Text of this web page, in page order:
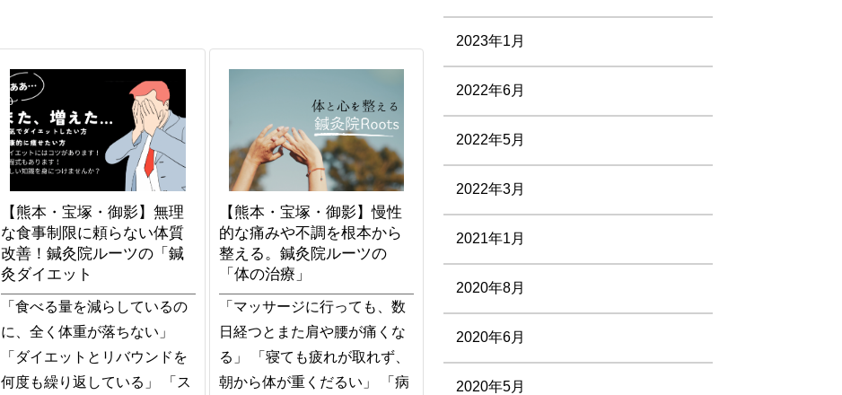
【熊本・宝塚・御影】無理
な食事制限に頼らない体質
改善！鍼灸院ルーツの「鍼
灸ダイエット
「食べる量を減らしているの
に、全く体重が落ちない」
「ダイエットとリバウンドを
何度も繰り返している」 「ス
【熊本・宝塚・御影】慢性
的な痛みや不調を根本から
整える。鍼灸院ルーツの
「体の治療」
「マッサージに行っても、数
日経つとまた肩や腰が痛くな
る」 「寝ても疲れが取れず、
朝から体が重くだるい」 「病
2023年1月
2022年6月
2022年5月
2022年3月
2021年1月
2020年8月
2020年6月
2020年5月